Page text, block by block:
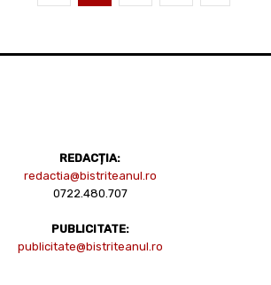
REDACȚIA:
redactia@bistriteanul.ro
0722.480.707
PUBLICITATE:
publicitate@bistriteanul.ro